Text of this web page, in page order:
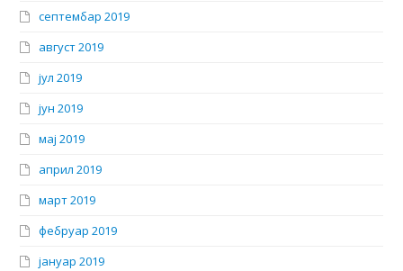
септембар 2019
август 2019
јул 2019
јун 2019
мај 2019
април 2019
март 2019
фебруар 2019
јануар 2019